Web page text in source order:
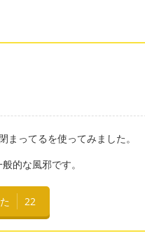
ってるを使ってみました。
的な風邪です。
22